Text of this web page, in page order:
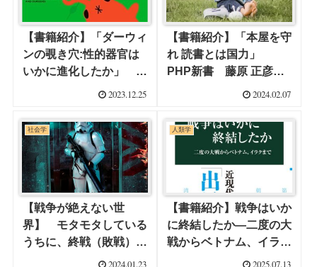
【書籍紹介】「ダーウィ
ンの覗き穴:性的器官は
いかに進化したか」 メ
ノ・ スヒルトハウゼン
2023.12.25
【書籍紹介】「本屋を守
れ 読書とは国力」
PHP新書 藤原 正彦
2024.02.07
社会学
【戦争が絶えない世
界】 モタモタしている
うちに、終戦（敗戦）記
念日が過ぎてしまいまし
人類学
【書籍紹介】戦争はいか
に終結したか—二度の大
戦からベトナム、イラク
まで 千々和 泰明 (著)